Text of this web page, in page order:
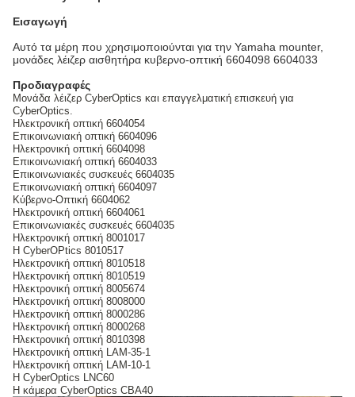
Εισαγωγή
Αυτό τα μέρη που χρησιμοποιούνται για την Yamaha mounter,
μονάδες λέιζερ αισθητήρα κυβερνο-οπτική 6604098 6604033
Προδιαγραφές
Μονάδα λέιζερ CyberOptics και επαγγελματική επισκευή για
CyberOptics.
Ηλεκτρονική οπτική 6604054
Επικοινωνιακή οπτική 6604096
Ηλεκτρονική οπτική 6604098
Επικοινωνιακή οπτική 6604033
Επικοινωνιακές συσκευές 6604035
Επικοινωνιακή οπτική 6604097
Κύβερνο-Οπτική 6604062
Ηλεκτρονική οπτική 6604061
Επικοινωνιακές συσκευές 6604035
Ηλεκτρονική οπτική 8001017
Η CyberOPtics 8010517
Ηλεκτρονική οπτική 8010518
Ηλεκτρονική οπτική 8010519
Ηλεκτρονική οπτική 8005674
Ηλεκτρονική οπτική 8008000
Ηλεκτρονική οπτική 8000286
Ηλεκτρονική οπτική 8000268
Ηλεκτρονική οπτική 8010398
Ηλεκτρονική οπτική LAM-35-1
Ηλεκτρονική οπτική LAM-10-1
Η CyberOptics LNC60
Η κάμερα CyberOptics CBA40